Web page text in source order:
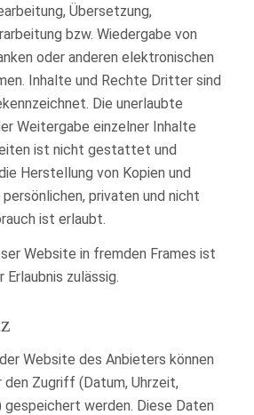
Übersetzung,
bzw. Wiedergabe von
oder anderen elektronischen
Inhalte und Rechte Dritter sind
Die unerlaubte
Weitergabe einzelner Inhalte
ist nicht gestattet und
Herstellung von Kopien und
privaten und nicht
ist erlaubt.
Website in fremden Frames ist
zulässig.
Website des Anbieters können
Zugriff (Datum, Uhrzeit,
werden. Diese Daten